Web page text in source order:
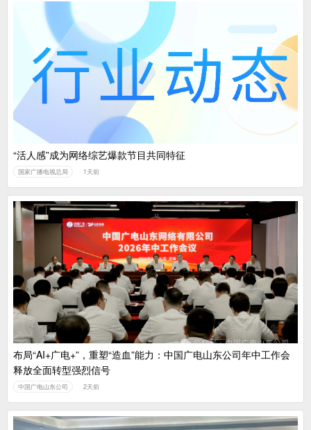
“活人感”成为网络综艺爆款节目共同特征
国家广播电视总局 1天前
布局“AI+广电+”，重塑“造血”能力：中国广电山东公司年中工作会
释放全面转型强烈信号
中国广电山东公司 2天前